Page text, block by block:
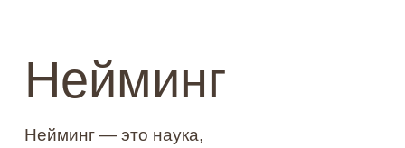
Нейминг — это наука,
и постичь её может лишь
группа специалистов. Таких,
целая научная лаборатория,